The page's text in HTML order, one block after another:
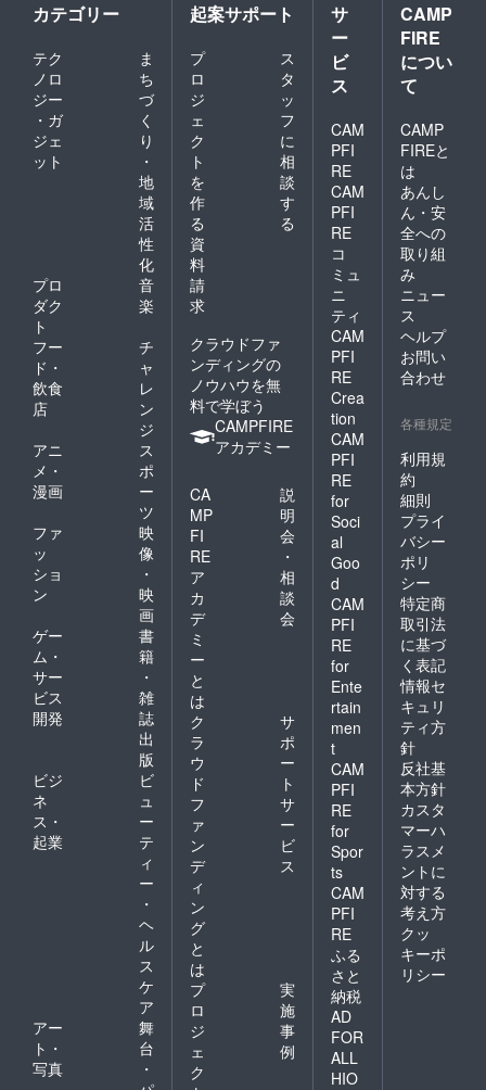
カテゴリー
テク
ノロ
ジー
・ガ
ジェ
ット
ま
ち
づ
く
り
・
地
域
活
性
化
プロ
ダク
ト
音
楽
フー
ド・
飲食
店
チ
ャ
レ
ン
ジ
アニ
メ・
漫画
ス
ポ
ー
ツ
ファ
ッ
ショ
ン
映
像
・
映
画
ゲー
ム・
サー
ビス
開発
書
籍
・
雑
誌
出
版
ビジ
ネ
ス・
起業
ビ
ュ
ー
テ
ィ
ー
・
ヘ
ル
ス
ケ
ア
アー
ト・
写真
舞
台
・
起案サポート
プ
ロ
ジ
ェ
ク
ト
を
作
る
ス
タ
ッ
フ
に
相
談
す
る
資
料
請
求
クラウドファ
ンディングの
ノウハウを無
料で学ぼう
CAMPFIRE
アカデミー
CA
MP
FI
RE
ア
カ
デ
ミ
ー
と
は
説
明
会
・
相
談
会
ク
ラ
ウ
ド
フ
ァ
ン
デ
ィ
ン
グ
と
は
サ
ポ
ー
ト
サ
ー
ビ
ス
プ
ロ
ジ
ェ
ク
実
施
事
例
サ
ー
ビ
ス
CAM
PFI
RE
CAM
PFI
RE
コ
ミュ
ニ
ティ
CAM
PFI
RE
Crea
tion
CAM
PFI
RE
for
Soci
al
Goo
d
CAM
PFI
RE
for
Ente
rtain
men
t
CAM
PFI
RE
for
Spor
ts
CAM
PFI
RE
ふる
さと
納税
AD
FOR
ALL
HIO
CAMP
FIRE
につい
て
CAMP
FIREと
は
あんし
ん・安
全への
取り組
み
ニュー
ス
ヘルプ
お問い
合わせ
各種規定
利用規
約
細則
プライ
バシー
ポリ
シー
特定商
取引法
に基づ
く表記
情報セ
キュリ
ティ方
針
反社基
本方針
カスタ
マーハ
ラスメ
ントに
対する
考え方
クッ
キーポ
リシー